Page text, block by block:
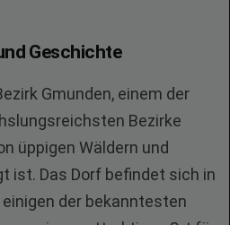
Geschichte
Gmunden, einem der
Bezirke
üppigen Wäldern und
ist. Das Dorf befindet sich in
der bekanntesten